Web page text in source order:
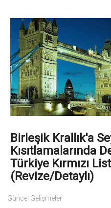
Birleşik Krallık'a
Kısıtlamalarında
Türkiye Kırmızı
(Revize/Detaylı)
Güncel Gelişmeler